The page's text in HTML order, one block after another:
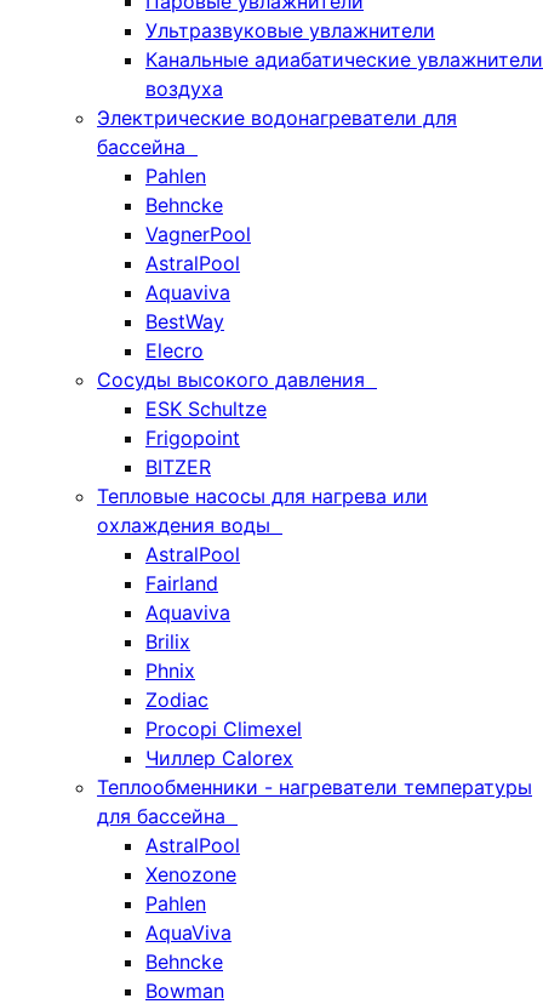
Ультразвуковые увлажнители
Канальные адиабатические увлажнители
воздуха
Электрические водонагреватели для
бассейна
Pahlen
Behncke
VagnerPool
AstralPool
Aquaviva
BestWay
Elecro
Сосуды высокого давления
ESK Schultze
Frigopoint
BITZER
Тепловые насосы для нагрева или
охлаждения воды
AstralPool
Fairland
Aquaviva
Brilix
Phnix
Zodiac
Procopi Climexel
Чиллер Calorex
Теплообменники - нагреватели температуры
для бассейна
AstralPool
Xenozone
Pahlen
AquaViva
Behncke
Bowman